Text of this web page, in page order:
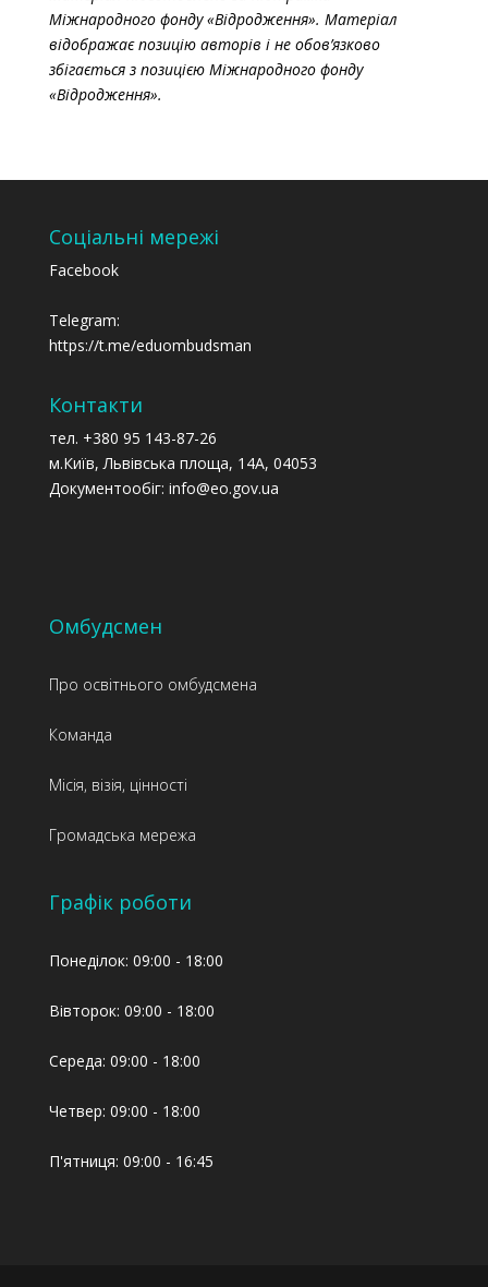
Міжнародного фонду «Відродження». Матеріал
відображає позицію авторів і не обов’язково
збігається з позицією Міжнародного фонду
«Відродження».
Соціальні мережі
Facebook
Telegram:
https://t.me/eduombudsman
Контакти
тел. +380 95 143-87-26
м.Київ, Львівська площа, 14А, 04053
Документообіг: info@eo.gov.ua
Омбудсмен
Про освітнього омбудсмена
Команда
Місія, візія, цінності
Громадська мережа
Графік роботи
Понеділок: 09:00 - 18:00
Вівторок: 09:00 - 18:00
Середа: 09:00 - 18:00
Четвер: 09:00 - 18:00
П'ятниця: 09:00 - 16:45